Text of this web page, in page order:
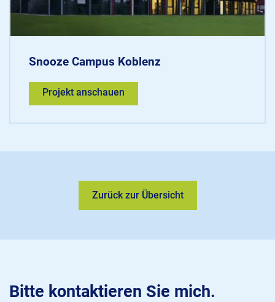
Snooze Campus Koblenz
Projekt anschauen
Zurück zur Übersicht
Bitte kontaktieren Sie mich.